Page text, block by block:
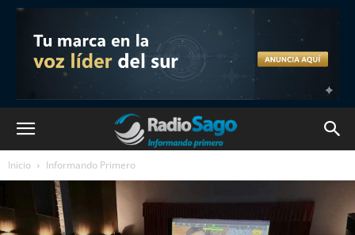
Inicio Informando Primero